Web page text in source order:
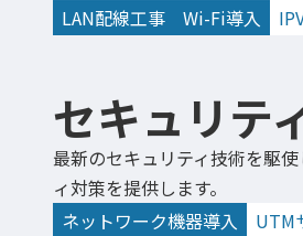
LAN配線工事
Wi-Fi導入
セキュリテ
最新のセキュリティ技術を駆
ィ対策を提供します。
ネットワーク機器導入
UTM